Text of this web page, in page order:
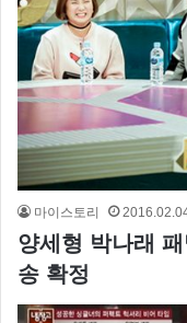
마이스토리
양세형 박나래
송 확정